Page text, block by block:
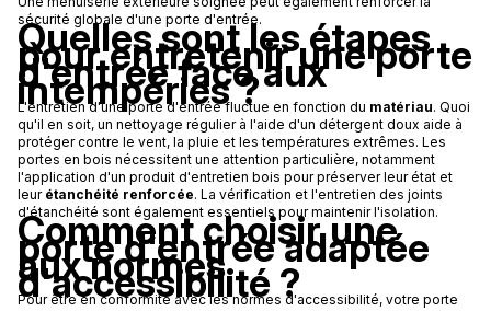
sécurité globale d'une porte d'entrée.
Quelles sont les étapes
pour entretenir une porte
d'entrée face aux
intempéries ?
L'entretien d'une porte d'entrée fluctue en fonction du matériau. Quoi
qu'il en soit, un nettoyage régulier à l'aide d'un détergent doux aide à
protéger contre le vent, la pluie et les températures extrêmes. Les
portes en bois nécessitent une attention particulière, notamment
l'application d'un produit d'entretien bois pour préserver leur état et
leur étanchéité renforcée. La vérification et l'entretien des joints
d'étanchéité sont également essentiels pour maintenir l'isolation.
Comment choisir une
porte d'entrée adaptée
aux normes
d'accessibilité ?
Pour être en conformité avec les normes d'accessibilité, votre porte